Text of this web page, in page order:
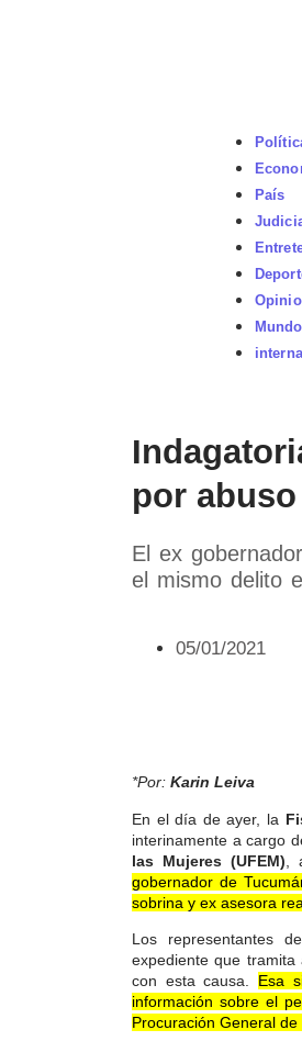
País
Mundo
por
El ex
el mismo delito
05/01/2021
*Por: Karin Leiva
En el día de ayer, la
interinamente a cargo
las Mujeres (UFEM) ,
gobernador de
sobrina y ex asesora
Los representantes
expediente que
con esta causa. Esa
información sobre el
Procuración General de